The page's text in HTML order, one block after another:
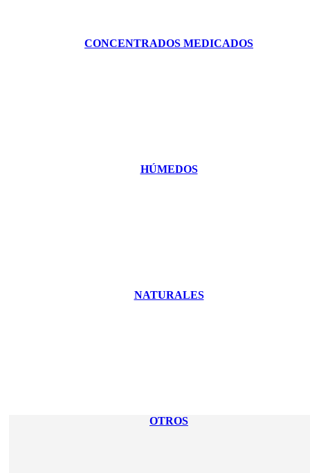
CONCENTRADOS MEDICADOS
HÚMEDOS
NATURALES
OTROS